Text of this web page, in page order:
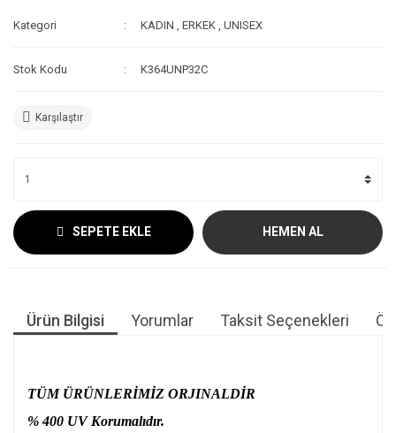
Kategori KADIN ,ERKEK ,UNISEX
Stok Kodu K364UNP32C
Karşılaştır
SEPETE EKLE HEMEN AL
Ürün Bilgisi Yorumlar Taksit Seçenekleri
TÜM ÜRÜNLERİMİZ ORJINALDİR
% 400 UV Korumalıdır.